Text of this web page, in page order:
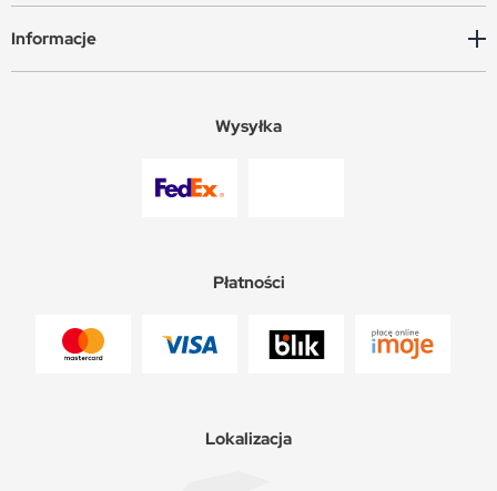
Informacje
Wysyłka
Płatności
Lokalizacja